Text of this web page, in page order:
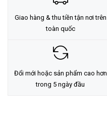
Giao hàng & thu tiền tận nơi trên
toàn quốc
Đổi mới hoặc sản phẩm cao hơn
trong 5 ngày đầu